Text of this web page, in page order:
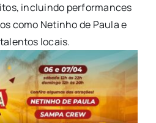
incluindo performances
como Netinho de Paula e
locais.